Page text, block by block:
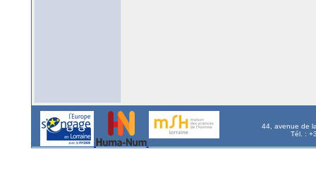
44, avenue de
Tél. :